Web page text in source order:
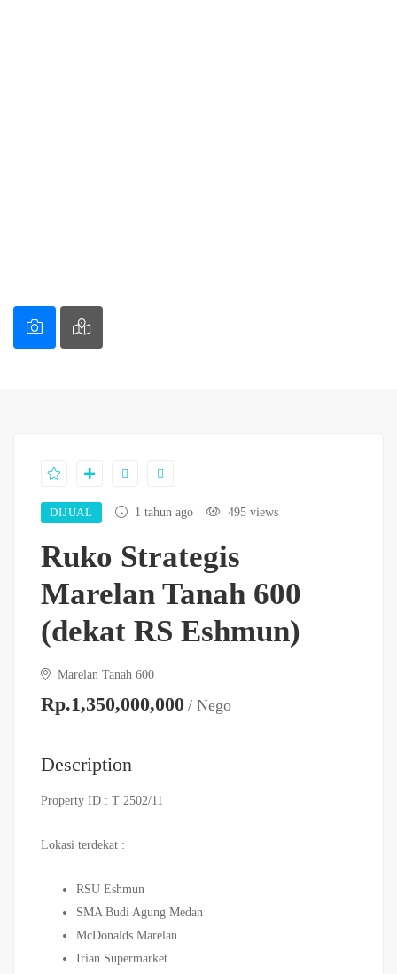
DIJUAL 1 tahun ago 495 views
Ruko Strategis
Marelan Tanah 600
(dekat RS Eshmun)
Marelan Tanah 600
Rp.1,350,000,000 / Nego
Description
Property ID : T 2502/11
Lokasi terdekat :
RSU Eshmun
SMA Budi Agung Medan
McDonalds Marelan
Irian Supermarket